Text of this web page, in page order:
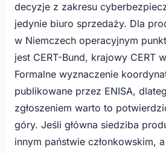
decyzje z zakresu
jedynie biuro sprzedaży. Dla
w Niemczech operacyjnym
jest CERT-Bund, krajowy CERT
Formalne wyznaczenie
publikowane przez ENISA,
zgłoszeniem warto to
góry. Jeśli główna siedziba
innym państwie członkowskim,